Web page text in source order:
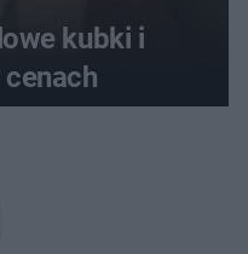
kubki i